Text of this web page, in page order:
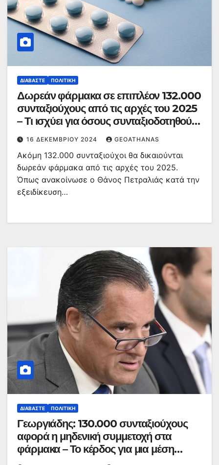
ΔΙΑΒΆΣΤΕ ΠΟΛΙΤΙΚΉ
Δωρεάν φάρμακα σε επιπλέον 132.000
συνταξιούχους από τις αρχές του 2025
– Τι ισχύει για όσους συνταξιοδοτηθούν
στο μέλλον
16 ΔΕΚΕΜΒΡΊΟΥ 2024 GEOATHANAS
Ακόμη 132.000 συνταξιούχοι θα δικαιούνται
δωρεάν φάρμακα από τις αρχές του 2025.
Όπως ανακοίνωσε ο Θάνος Πετραλιάς κατά την
εξειδίκευση…
ΔΙΑΒΆΣΤΕ ΠΟΛΙΤΙΚΉ
Γεωργιάδης: 130.000 συνταξιούχους
αφορά η μηδενική συμμετοχή στα
φάρμακα – Το κέρδος για μια μέση
επιχείρηση από τη ρύθμιση για τις